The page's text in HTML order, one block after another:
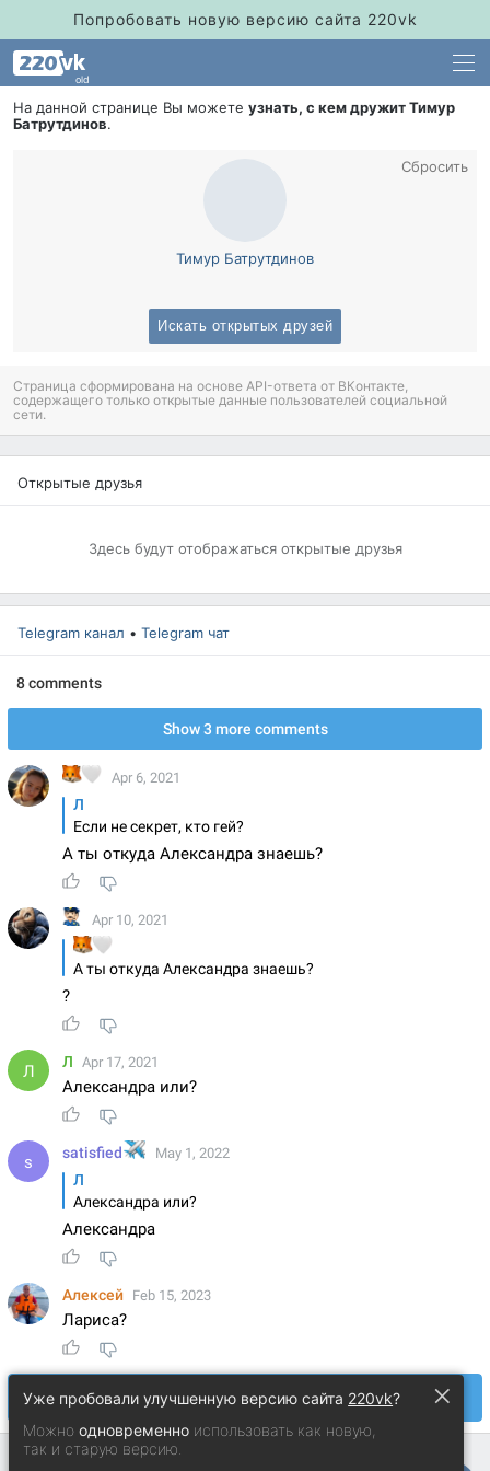
×
Уже пробовали улучшенную версию сайта 220vk?
Можноодновременно использовать как новую,
так и старую версию.
Попробовать новую версию сайта 220vk
old
На данной странице Вы можете узнать, с кем дружит Тимур
Батрутдино.
Тимур Батрутдино
Сбросить
Искать открытых друзей
Страница сформирована на основе API-ответа от ВКонтакте,
содержащего только открытые данные пользователей социальной
сети.
Открытые друзья
Здесь будут отображаться открытые друзья
Telegram канал • Telegram чат